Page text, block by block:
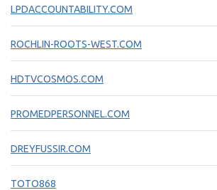
LPDACCOUNTABILITY.COM
ROCHLIN-ROOTS-WEST.COM
HDTVCOSMOS.COM
PROMEDPERSONNEL.COM
DREYFUSSIR.COM
TOTO868